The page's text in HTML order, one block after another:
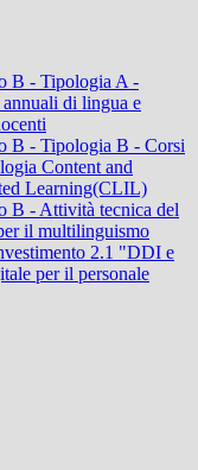
B - Tipologia A -
di lingua e
B - Tipologia B - Corsi
Content and
Learning(CLIL)
B - Attività tecnica del
il multilinguismo
2.1 "DDI e
per il personale